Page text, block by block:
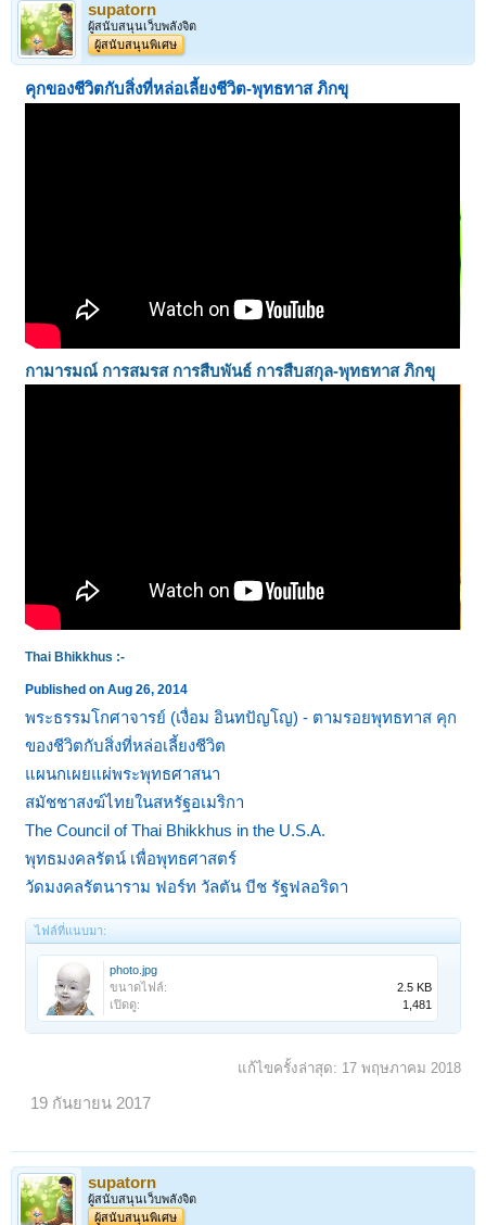
supatorn
ผู้สนับสนุนเว็บพลังจิต
ผู้สนับสนุนพิเศษ
คุกของชีวิตกับสิ่งที่หล่อเลี้ยงชีวิต-พุทธทาส ภิกขุ
กามารมณ์ การสมรส การสืบพันธ์ การสืบสกุล-พุทธทาส ภิกขุ
Thai Bhikkhus :-
Published on Aug 26, 2014
พระธรรมโกศาจารย์ (เงื่อม อินทปัญโญ) - ตามรอยพุทธทาส คุก
ของชีวิตกับสิ่งที่หล่อเลี้ยงชีวิต
แผนกเผยแผ่พระพุทธศาสนา
สมัชชาสงฆ์ไทยในสหรัฐอเมริกา
The Council of Thai Bhikkhus in the U.S.A.
พุทธมงคลรัตน์ เพื่อพุทธศาสตร์
วัดมงคลรัตนาราม ฟอร์ท วัลตัน บีช รัฐฟลอริดา
ไฟล์ที่แนบมา:
photo.jpg
ขนาดไฟล์:
2.5 KB
เปิดดู:
1,481
แก้ไขครั้งล่าสุด: 17 พฤษภาคม 2018
19 กันยายน 2017
supatorn
ผู้สนับสนุนเว็บพลังจิต
ผู้สนับสนุนพิเศษ